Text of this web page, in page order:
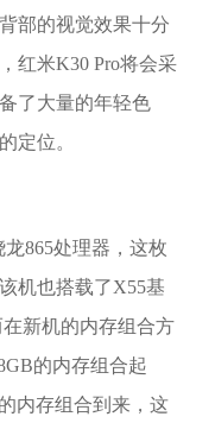
部的视觉效果十分
红米K30 Pro将会采
了大量的年轻色
定位。
865处理器，这枚
机也搭载了X55基
新机的内存组合方
的内存组合起
内存组合到来，这